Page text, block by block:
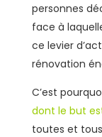
personnes
face à
ce levier
rénovation
C’est
dont le but
toutes et